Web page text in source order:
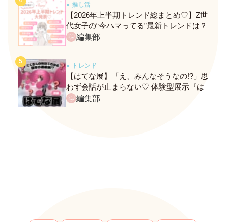
● 推し活
【2026年上半期トレンド総まとめ♡】Z世
代女子の“今ハマってる”最新トレンドは？
ネクストバズ予報もチェック♪
編集部
● トレンド
【はてな展】「え、みんなそうなの!?」思
わず会話が止まらない♡ 体験型展示『は
てな展』に行ってきたレポ
編集部